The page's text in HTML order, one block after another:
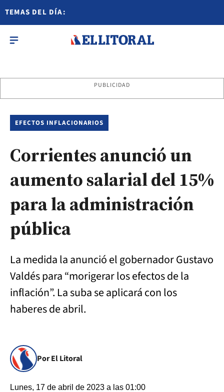
TEMAS DEL DÍA:
PUBLICIDAD
EFECTOS INFLACIONARIOS
Corrientes anunció un
aumento salarial del 15%
para la administración
pública
La medida la anunció el gobernador Gustavo
Valdés para “morigerar los efectos de la
inflación”. La suba se aplicará con los
haberes de abril.
Por El Litoral
Lunes, 17 de abril de 2023 a las 01:00